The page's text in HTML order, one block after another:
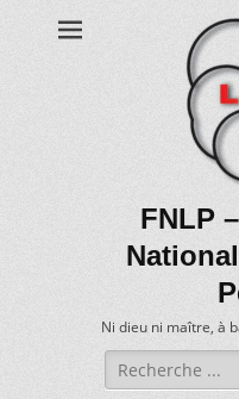
FNLP
Ni dieu ni maître, à
Recherche
de: